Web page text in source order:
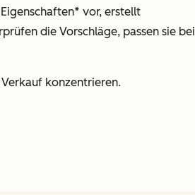
vor, erstellt
die Vorschläge, passen sie bei
konzentrieren.